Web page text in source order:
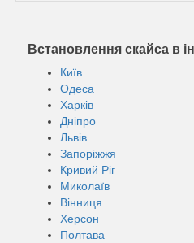
Встановлення скайса в
Київ
Одеса
Харків
Дніпро
Львів
Запоріжжя
Кривий Ріг
Миколаїв
Вінниця
Херсон
Полтава